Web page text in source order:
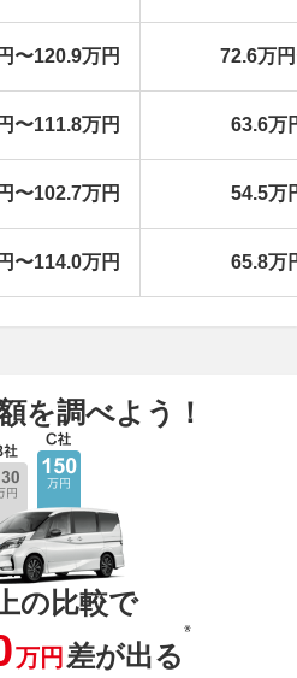
〜120.9万円 72.6万
〜111.8万円 63.6万
〜102.7万円 54.5万
〜114.0万円 65.8万
を調べよう！
の比較で
万円 差が出る
※